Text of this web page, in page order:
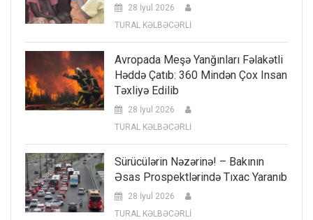
28 İyul 2026
TURAL KƏLBƏCƏRLİ
Avropada Meşə Yanğınları Fəlakətli
Həddə Çatıb: 360 Mindən Çox Insan
Təxliyə Edilib
28 İyul 2026
TURAL KƏLBƏCƏRLİ
Sürücülərin Nəzərinə! – Bakının
Əsas Prospektlərində Tıxac Yaranıb
28 İyul 2026
TURAL KƏLBƏCƏRLİ